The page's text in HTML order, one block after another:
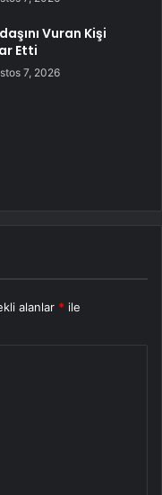
Vuran Kişi
Etti
7, 2026
alanlar * ile